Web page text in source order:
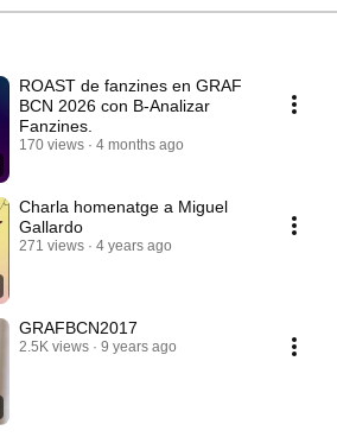
ROAST de fanzines en GRAF
BCN 2026 con B-Analizar
Fanzines.
170 views 4 months ago
Charla homenatge a Miguel
Gallardo
271 views 4 years ago
GRAFBCN2017
2.5K views 9 years ago